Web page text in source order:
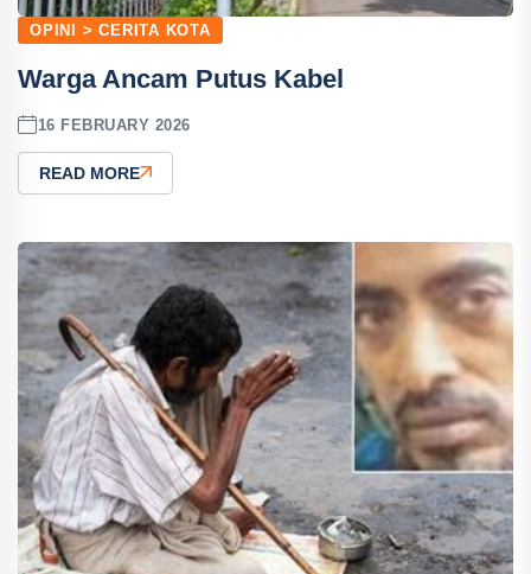
OPINI > CERITA KOTA
Warga Ancam Putus Kabel
16 FEBRUARY 2026
READ MORE